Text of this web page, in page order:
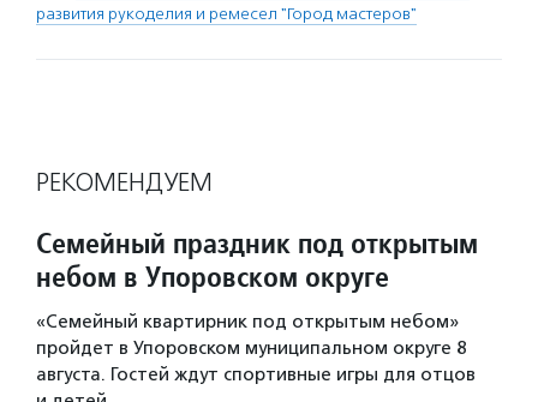
развития рукоделия и ремесел "Город мастеров"
РЕКОМЕНДУЕМ
Семейный праздник под открытым
небом в Упоровском округе
«Семейный квартирник под открытым небом»
пройдет в Упоровском муниципальном округе 8
августа. Гостей ждут спортивные игры для отцов